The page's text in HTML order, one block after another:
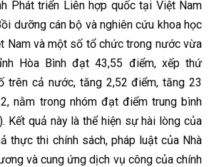
Phát triển Liên hợp quốc tại Việt Nam
dưỡng cán bộ và nghiên cứu khoa học
Nam và một số tổ chức trong nước vừa
Hòa Bình đạt 43,55 điểm, xếp thứ
trên cả nước, tăng 2,52 điểm, tăng 23
nằm trong nhóm đạt điểm trung bình
Kết quả này là thể hiện sự hài lòng của
thực thi chính sách, pháp luật của Nhà
và cung ứng dịch vụ công của chính